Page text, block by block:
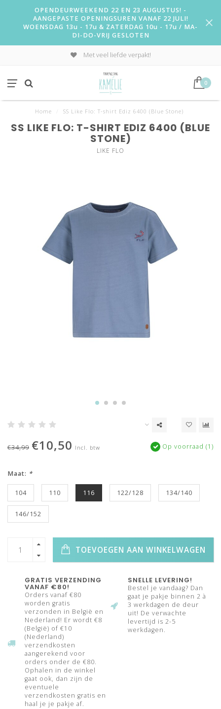
OPENDEURWEEKEND 22 EN 23 AUGUSTUS! -
AANGEPASTE OPENINGSUREN VANAF 22 JULI!
WOENSDAG 13u - 17u & ZATERDAG 10u - 17u / MA-
DI-DO-VRIJ GESLOTEN
Met veel liefde verpakt!
0
Home SS Like Flo: T-shirt Ediz 6400 (Blue Stone)
SS LIKE FLO: T-SHIRT EDIZ 6400 (BLUE
STONE)
LIKE FLO
€34,99 €10,50 Incl. btw Op voorraad (1)
Maat: *
104 110 116 122/128 134/140
146/152
TOEVOEGEN AAN WINKELWAGEN
GRATIS VERZENDING
VANAF €80!
Orders vanaf €80
worden gratis
verzonden in België en
Nederland! Er wordt €8
(België) of €10
(Nederland)
verzendkosten
aangerekend voor
orders onder de €80.
Ophalen in de winkel
gaat ook, dan zijn de
eventuele
verzendkosten gratis en
haal je je pakje af.
SNELLE LEVERING!
Bestel je vandaag? Dan
gaat je pakje binnen 2 à
3 werkdagen de deur
uit! De verwachte
levertijd is 2-5
werkdagen.